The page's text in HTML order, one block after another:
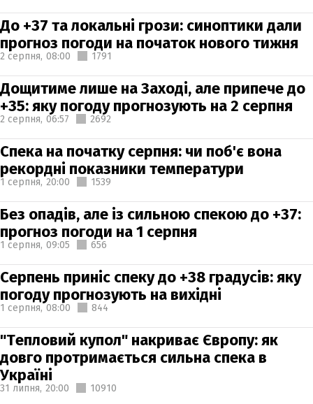
До +37 та локальні грози: синоптики дали
прогноз погоди на початок нового тижня
2 серпня, 08:00 1791
Дощитиме лише на Заході, але припече до
+35: яку погоду прогнозують на 2 серпня
2 серпня, 06:57 2692
Спека на початку серпня: чи поб'є вона
рекордні показники температури
1 серпня, 20:00 1539
Без опадів, але із сильною спекою до +37:
прогноз погоди на 1 серпня
1 серпня, 09:05 656
Серпень приніс спеку до +38 градусів: яку
погоду прогнозують на вихідні
1 серпня, 08:00 844
"Тепловий купол" накриває Європу: як
довго протримається сильна спека в
Україні
31 липня, 20:00 10910